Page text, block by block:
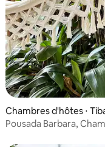
sur la base de
Chambres d'hôtes ⋅
ul
Pousada Barbara,